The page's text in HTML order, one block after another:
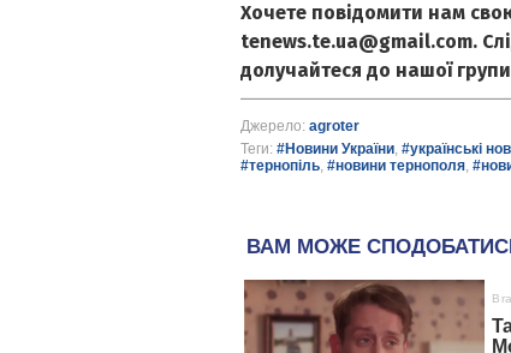
Хочете повідомити нам
tenews.te.ua@gmail.com.
долучайтеся до нашої групи
Джерело: agroter
Теги: #Новини України, #українські
#тернопіль, #новини тернополя,